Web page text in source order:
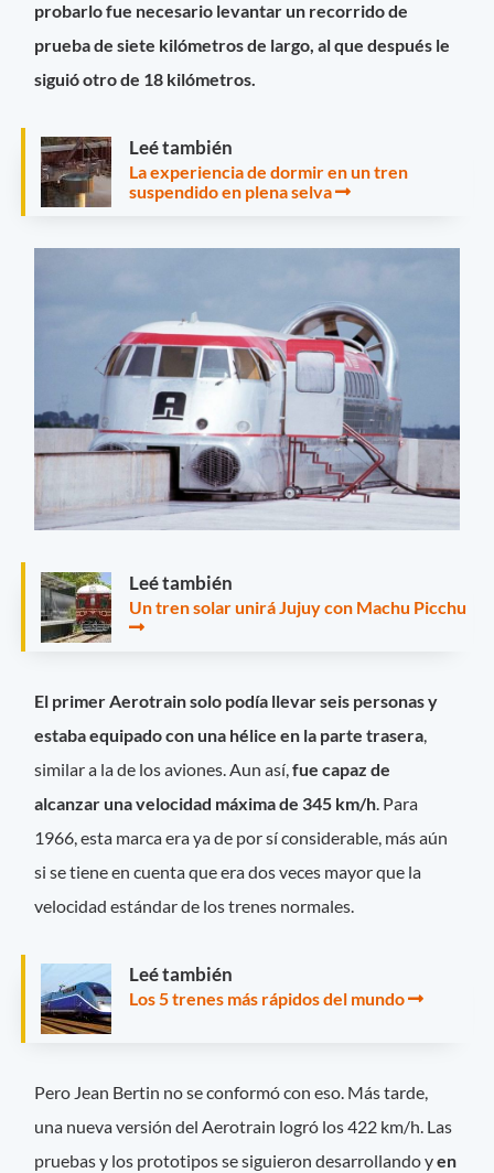
probarlo fue necesario levantar un recorrido de
prueba de siete kilómetros de largo, al que después le
siguió otro de 18 kilómetros.
Leé también
La experiencia de dormir en un tren
suspendido en plena selva
Leé también
Un tren solar unirá Jujuy con Machu Picchu
El primer Aerotrain solo podía llevar seis personas y
estaba equipado con una hélice en la parte trasera
similar a la de los aviones. Aun así,fue capaz de
alcanzar una velocidad máxima de 345 km/h . Para
1966, esta marca era ya de por sí considerable, más aún
si se tiene en cuenta que era dos veces mayor que la
velocidad estándar de los trenes normales.
Leé también
Los 5 trenes más rápidos del mundo
Pero Jean Bertin no se conformó con eso. Más tarde,
una nueva versión del Aerotrain logró los 422 km/h. Las
pruebas y los prototipos se siguieron desarrollando yen